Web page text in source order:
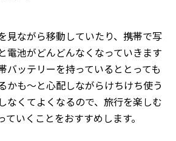
見ながら移動していたり、携帯で写
電池がどんどんなくなっていきます
バッテリーを持っているととっても
かも～と心配しながらけちけち使う
なくてよくなるので、旅行を楽しむ
いくことをおすすめします。